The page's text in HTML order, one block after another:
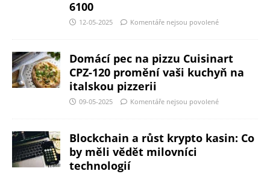
6100
12-05-2025 Komentáře nejsou povolené
Domácí pec na pizzu Cuisinart
CPZ-120 promění vaši kuchyň na
italskou pizzerii
09-05-2025 Komentáře nejsou povolené
Blockchain a růst krypto kasin: Co
by měli vědět milovníci
technologií